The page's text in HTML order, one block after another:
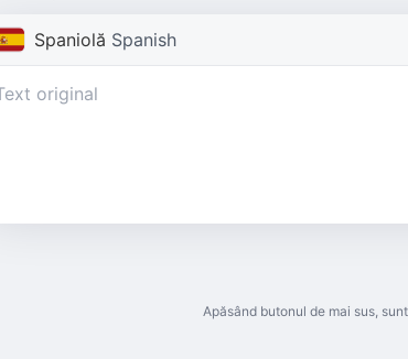
Spaniolă Spanish
Apăsând butonul de mai sus,